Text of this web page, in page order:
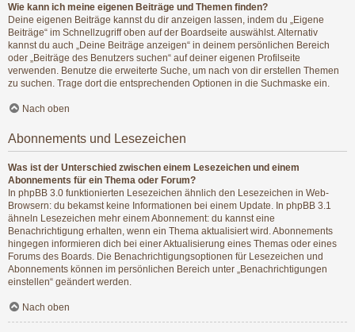
Wie kann ich meine eigenen Beiträge und Themen finden?
Deine eigenen Beiträge kannst du dir anzeigen lassen, indem du „Eigene
Beiträge“ im Schnellzugriff oben auf der Boardseite auswählst. Alternativ
kannst du auch „Deine Beiträge anzeigen“ in deinem persönlichen Bereich
oder „Beiträge des Benutzers suchen“ auf deiner eigenen Profilseite
verwenden. Benutze die erweiterte Suche, um nach von dir erstellen Themen
zu suchen. Trage dort die entsprechenden Optionen in die Suchmaske ein.
Nach oben
Abonnements und Lesezeichen
Was ist der Unterschied zwischen einem Lesezeichen und einem
Abonnements für ein Thema oder Forum?
In phpBB 3.0 funktionierten Lesezeichen ähnlich den Lesezeichen in Web-
Browsern: du bekamst keine Informationen bei einem Update. In phpBB 3.1
ähneln Lesezeichen mehr einem Abonnement: du kannst eine
Benachrichtigung erhalten, wenn ein Thema aktualisiert wird. Abonnements
hingegen informieren dich bei einer Aktualisierung eines Themas oder eines
Forums des Boards. Die Benachrichtigungsoptionen für Lesezeichen und
Abonnements können im persönlichen Bereich unter „Benachrichtigungen
einstellen“ geändert werden.
Nach oben